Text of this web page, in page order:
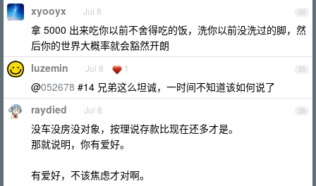
34
xyooyx Jul 8
拿 5000 出来吃你以前不舍得吃的饭，洗你以前没洗过的脚，然
后你的世界大概率就会豁然开朗
35
luzemin Jul 8 1
@052678 #14 兄弟这么坦诚，一时间不知道该如何说了
36
raydied Jul 8
没车没房没对象，按理说存款比现在还多才是。
那就说明，你有爱好。
有爱好，不该焦虑才对啊。